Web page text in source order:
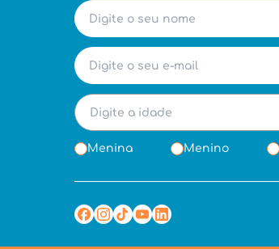
Menina Menino